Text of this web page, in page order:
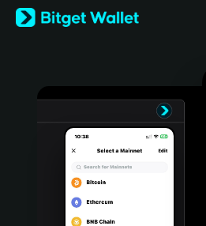
English
日本語
Türkçe
Português (Portugal)